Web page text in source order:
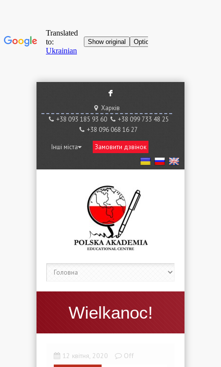
F
Харків
+38 ‎093 185 93 60
+38 ‎099 733 48 25
+38 096 068 16 27
Інші міста Замовити дзвінок
Wielkanoc!
12 квітня, 2020 Off